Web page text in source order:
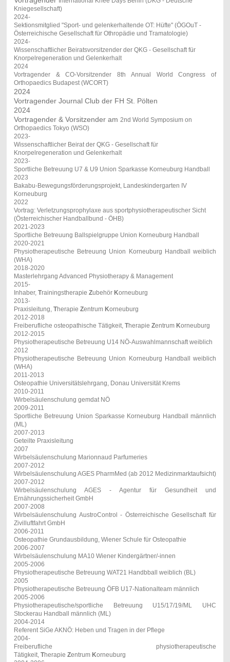
Kniegesellschaft)
2024-
Sektionsmitglied "Sport- und gelenkerhaltende OT: Hüfte" (ÖGOuT -
Österreichische Gesellschaft für Othropädie und Tramatologie)
2024-
Wissenschaftlicher Beiratsvorsitzender der QKG - Gesellschaft für
Knorpelregeneration und Gelenkerhalt
2024
Vortragender & CO-Vorsitzender 8th Annual World Congress of
Orthopaedics Budapest (WCORT)
2024
Vortragender Journal Club der FH St. Pölten
2024
Vortragender & Vorsitzender am 2nd World Symposium on
Orthopaedics Tokyo (WSO)
2023-
Wissenschaftlicher Beirat der QKG - Gesellschaft für
Knorpelregeneration und Gelenkerhalt
2023-
Sportliche Betreuung U7 & U9 Union Sparkasse Korneuburg Handball
2023
Bakabu-Bewegungsförderungsprojekt, Landeskindergarten IV
Korneuburg
2022
Vortrag: Verletzungsprophylaxe aus sportphysiotherapeutischer Sicht
(Österreichischer Handballbund - ÖHB)
2021-2023
Sportliche Betreuung Ballspielgruppe Union Korneuburg Handball
2020-2021
Physiotherapeutische Betreuung Union Korneuburg Handball weiblich
(WHA)
2018-2020
Masterlehrgang Advanced Physiotherapy & Management
2015-
Inhaber, Trainingstherapie Zubehör Korneuburg
2013-
Praxisleitung, Therapie Zentrum Korneuburg
2012-2018
Freiberufliche osteopathische Tätigkeit, Therapie Zentrum Korneuburg
2012-2015
Physiotherapeutische Betreuung U14 NÖ-Auswahlmannschaft weiblich
2012
Physiotherapeutische Betreuung Union Korneuburg Handball weiblich
(WHA)
2011-2013
Osteopathie Universitätslehrgang, Donau Universität Krems
2010-2011
Wirbelsäulenschulung gemdat NÖ
2009-2011
Sportliche Betreuung Union Sparkasse Korneuburg Handball männlich
(ML)
2007-2013
Geteilte Praxisleitung
2007
Wirbelsäulenschulung Marionnaud Parfumeries
2007-2012
Wirbelsäulenschulung AGES PharmMed (ab 2012 Medizinmarktaufsicht)
2007-2012
Wirbelsäulenschulung AGES - Agentur für Gesundheit und
Ernährungssicherheit GmbH
2007-2008
Wirbelsäulenschulung AustroControl - Österreichische Gesellschaft für
Zivilluftfahrt GmbH
2006-2011
Osteopathie Grundausbildung, Wiener Schule für Osteopathie
2006-2007
Wirbelsäulenschulung MA10 Wiener Kindergärtner/-innen
2005-2006
Physiotherapeutische Betreuung WAT21 Handbball weiblich (BL)
2005
Physiotherapeutische Betreuung ÖFB U17-Nationalteam männlich
2005-2006
Physiotherapeutische/sportliche Betreuung U15/17/19/ML UHC
Stockerau Handball männlich (ML)
2004-2014
Referent SiGe AKNÖ : Heben und Tragen in der Pflege
2004-
Freiberufliche physiotherapeutische
Tätigkeit, Therapie Zentrum Korneuburg